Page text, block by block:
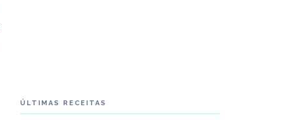
ÚLTIMAS RECEITAS